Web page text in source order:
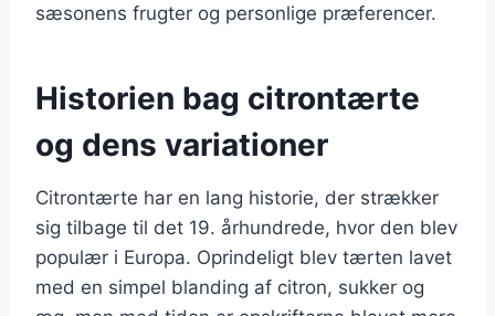
sæsonens frugter og personlige præferencer.
Historien bag citrontærte
og dens variationer
Citrontærte har en lang historie, der strækker
sig tilbage til det 19. århundrede, hvor den blev
populær i Europa. Oprindeligt blev tærten lavet
med en simpel blanding af citron, sukker og